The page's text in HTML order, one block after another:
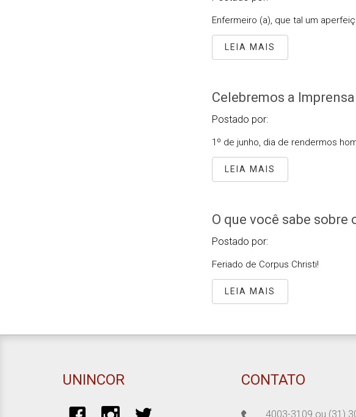
Enfermeiro (a), que tal um
LEIA MAIS
Celebremos a
Postado por:
1º de junho, dia de rendermos
LEIA MAIS
O que você sabe sobre
Postado por:
Feriado de Corpus Christi!
LEIA MAIS
UNINCOR CONTATO
4003-3109 ou (31)